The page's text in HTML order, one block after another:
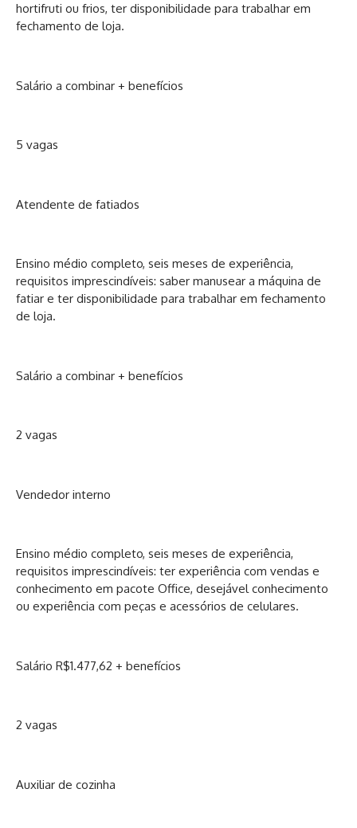
hortifruti ou frios, ter disponibilidade para trabalhar em
fechamento de loja.
Salário a combinar + benefícios
5 vagas
Atendente de fatiados
Ensino médio completo, seis meses de experiência,
requisitos imprescindíveis: saber manusear a máquina de
fatiar e ter disponibilidade para trabalhar em fechamento
de loja.
Salário a combinar + benefícios
2 vagas
Vendedor interno
Ensino médio completo, seis meses de experiência,
requisitos imprescindíveis: ter experiência com vendas e
conhecimento em pacote Office, desejável conhecimento
ou experiência com peças e acessórios de celulares.
Salário R$1.477,62 + benefícios
2 vagas
Auxiliar de cozinha